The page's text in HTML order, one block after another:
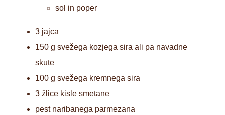
sol in poper
3 jajca
150 g svežega kozjega sira ali pa navadne
skute
100 g svežega kremnega sira
3 žlice kisle smetane
pest naribanega parmezana